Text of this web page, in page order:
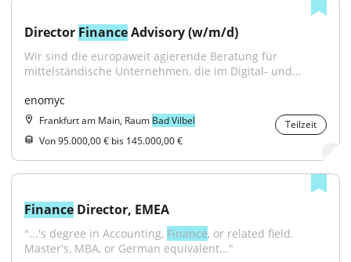
Director Finance Advisory (w/m/d)
Wir sind die europaweit agierende Beratung für
mittelständische Unternehmen, die im Digital- und...
enomyc
Frankfurt am Main, Raum Bad Vilbel
Teilzeit
Von 95.000,00 € bis 145.000,00 €
Finance Director, EMEA
"...'s degree in Accounting, Finance, or related field.
Master's, MBA, or German equivalent..."